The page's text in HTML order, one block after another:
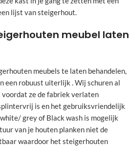
lijst van steigerhout.
meubel laten
meubels te laten behandelen,
een robuust uiterlijk . Wij schuren al
ze de fabriek verlaten
is en het gebruiksvriendelijk
grey of Black wash is mogelijk
van je houten planken niet de
waardoor het steigerhouten